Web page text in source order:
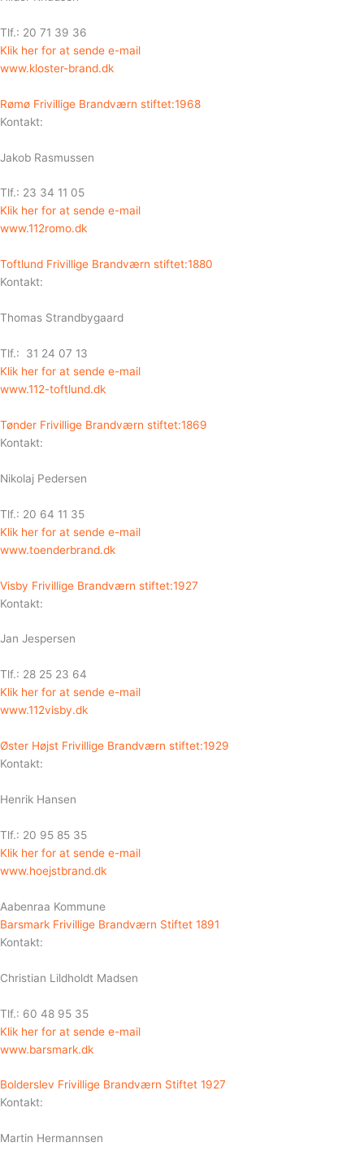
Tlf.: 20 71 39 36
Klik her for at sende e-mail
www.kloster-brand.dk
Rømø Frivillige Brandværn stiftet:1968
Kontakt:
Jakob Rasmussen
Tlf.: 23 34 11 05
Klik her for at sende e-mail
www.112romo.dk
Toftlund Frivillige Brandværn stiftet:1880
Kontakt:
Thomas Strandbygaard
Tlf.: 31 24 07 13
Klik her for at sende e-mail
www.112-toftlund.dk
Tønder Frivillige Brandværn stiftet:1869
Kontakt:
Nikolaj Pedersen
Tlf.: 20 64 11 35
Klik her for at sende e-mail
www.toenderbrand.dk
Visby Frivillige Brandværn stiftet:1927
Kontakt:
Jan Jespersen
Tlf.: 28 25 23 64
Klik her for at sende e-mail
www.112visby.dk
Øster Højst Frivillige Brandværn stiftet:1929
Kontakt:
Henrik Hansen
Tlf.: 20 95 85 35
Klik her for at sende e-mail
www.hoejstbrand.dk
Aabenraa Kommune
Barsmark Frivillige Brandværn Stiftet 1891
Kontakt:
Christian Lildholdt Madsen
Tlf.: 60 48 95 35
Klik her for at sende e-mail
www.barsmark.dk
Bolderslev Frivillige Brandværn Stiftet 1927
Kontakt:
Martin Hermannsen